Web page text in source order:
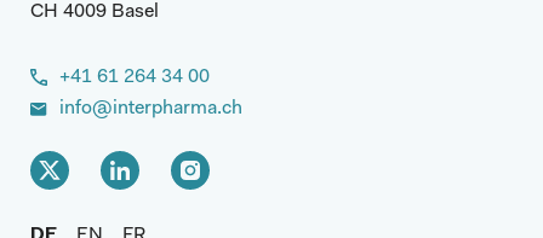
CH 4009 Basel
+41 61 264 34 00
info@interpharma.ch